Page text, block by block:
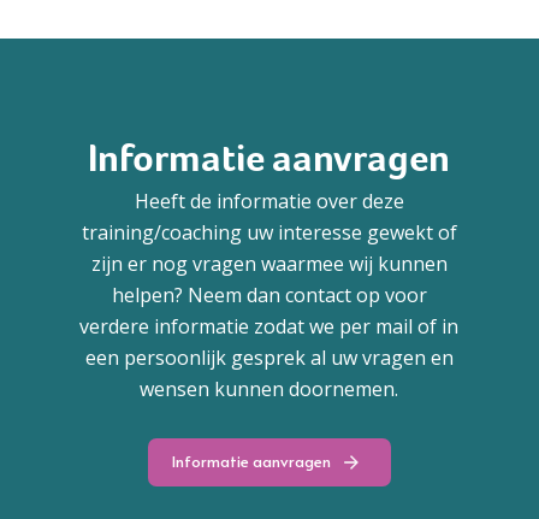
Informatie aanvragen
Heeft de informatie over deze
training/coaching uw interesse gewekt of
zijn er nog vragen waarmee wij kunnen
helpen? Neem dan contact op voor
verdere informatie zodat we per mail of in
een persoonlijk gesprek al uw vragen en
wensen kunnen doornemen.
Informatie aanvragen